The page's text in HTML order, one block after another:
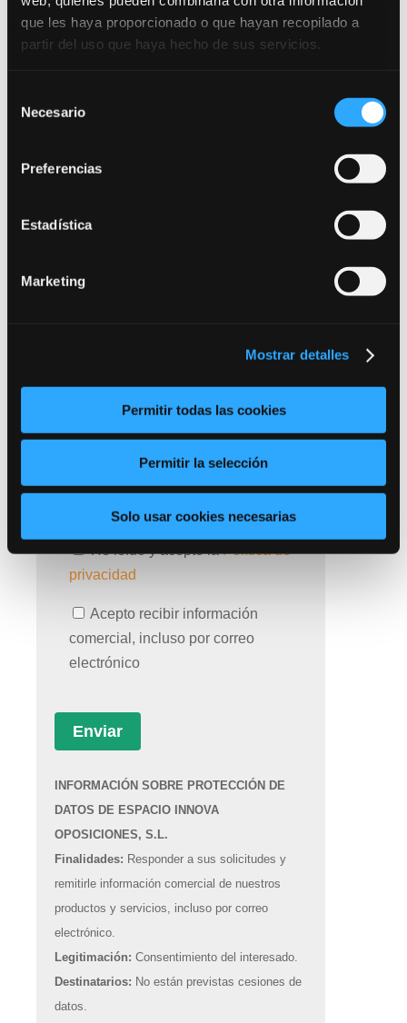
que les haya proporcionado o que hayan recopilado a
partir del uso que haya hecho de sus servicios.
Necesario
Preferencias
Estadística
Marketing
Mostrar detalles
Permitir todas las cookies
Permitir la selección
Solo usar cookies necesarias
información!
Desde dónde nos escribes (requerido):
He leído y acepto laPolítica de
privacidad
Acepto recibir información
comercial, incluso por correo
electrónico
INFORMACIÓN SOBRE PROTECCIÓN DE
DATOS DE ESPACIO INNOVA
OPOSICIONES, S.L.
Finalidades: Responder a sus solicitudes y
remitirle información comercial de nuestros
productos y servicios, incluso por correo
electrónico.
Legitimación: Consentimiento del interesado.
Destinatarios: No están previstas cesiones de
datos.